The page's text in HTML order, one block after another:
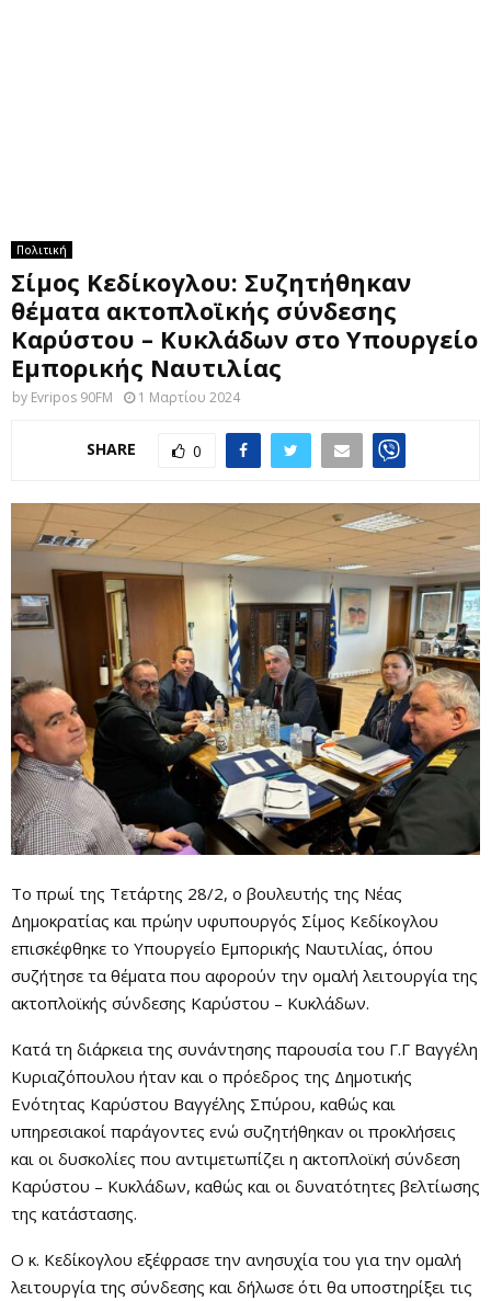
Πολιτική
Σίμος Κεδίκογλου: Συζητήθηκαν
θέματα ακτοπλοϊκής σύνδεσης
Καρύστου – Κυκλάδων στο Υπουργείο
Εμπορικής Ναυτιλίας
by Evripos 90FM 1 Μαρτίου 2024
SHARE 0
Το πρωί της Τετάρτης 28/2, ο βουλευτής της Νέας
Δημοκρατίας και πρώην υφυπουργός Σίμος Κεδίκογλου
επισκέφθηκε το Υπουργείο Εμπορικής Ναυτιλίας, όπου
συζήτησε τα θέματα που αφορούν την ομαλή λειτουργία της
ακτοπλοϊκής σύνδεσης Καρύστου – Κυκλάδων.
Κατά τη διάρκεια της συνάντησης παρουσία του Γ.Γ Βαγγέλη
Κυριαζόπουλου ήταν και ο πρόεδρος της Δημοτικής
Ενότητας Καρύστου Βαγγέλης Σπύρου, καθώς και
υπηρεσιακοί παράγοντες ενώ συζητήθηκαν οι προκλήσεις
και οι δυσκολίες που αντιμετωπίζει η ακτοπλοϊκή σύνδεση
Καρύστου – Κυκλάδων, καθώς και οι δυνατότητες βελτίωσης
της κατάστασης.
Ο κ. Κεδίκογλου εξέφρασε την ανησυχία του για την ομαλή
λειτουργία της σύνδεσης και δήλωσε ότι θα υποστηρίξει τις